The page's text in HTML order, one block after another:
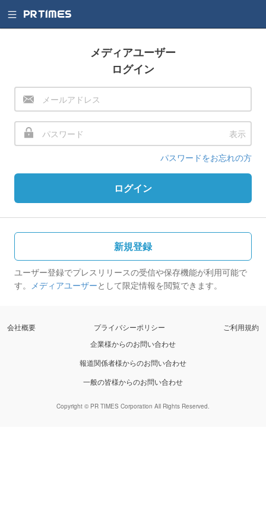
メディアユーザー
ログイン
表示
パスワードをお忘れの方
ログイン
新規登録
ユーザー登録でプレスリリースの受信や保存機能が利用可能で
す。 メディアユーザーとして限定情報を閲覧できます。
会社概要 プライバシーポリシー
ご利用規約
企業様からのお問い合わせ
報道関係者様からのお問い合わせ
一般の皆様からのお問い合わせ
Copyright © PR TIMES Corporation All Rights Reserved.